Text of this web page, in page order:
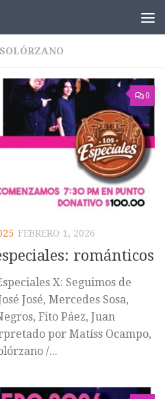
0
FEBRERO 1, 2026
románticos
X: Seguimos de
José, Mercedes Sosa,
Fito Páez, Juan
por Matíss Ocampo,
/...